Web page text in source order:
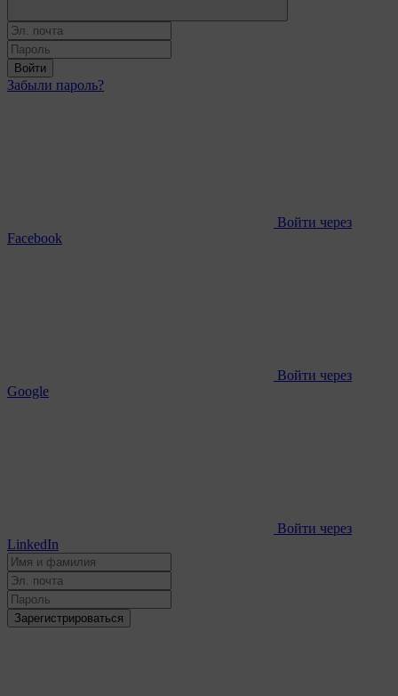
Войти
Забыли пароль?
Войти через
Facebook
Войти через
Google
Войти через
LinkedIn
Зарегистрироваться